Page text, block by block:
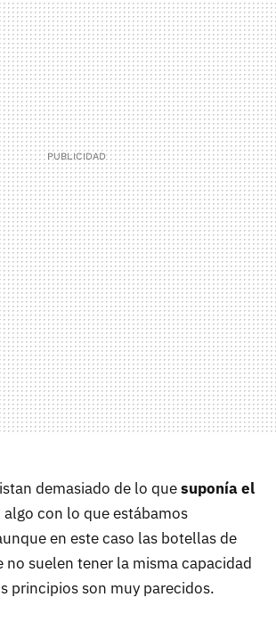
demasiado de lo quesuponía el
algo con lo que estábamos
en este caso las botellas de
no suelen tener la misma capacidad
principios son muy parecidos.